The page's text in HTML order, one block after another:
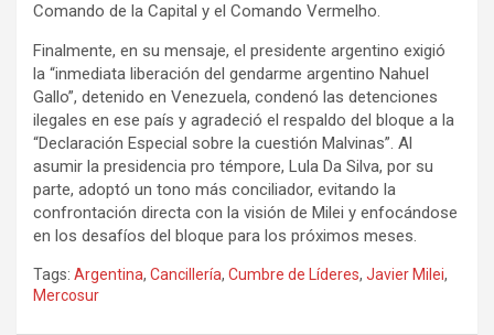
Comando de la Capital y el Comando Vermelho.
Finalmente, en su mensaje, el presidente argentino exigió
la “inmediata liberación del gendarme argentino Nahuel
Gallo”, detenido en Venezuela, condenó las detenciones
ilegales en ese país y agradeció el respaldo del bloque a la
“Declaración Especial sobre la cuestión Malvinas”. Al
asumir la presidencia pro témpore, Lula Da Silva, por su
parte, adoptó un tono más conciliador, evitando la
confrontación directa con la visión de Milei y enfocándose
en los desafíos del bloque para los próximos meses.
Tags: Argentina, Cancillería, Cumbre de Líderes, Javier Milei,
Mercosur